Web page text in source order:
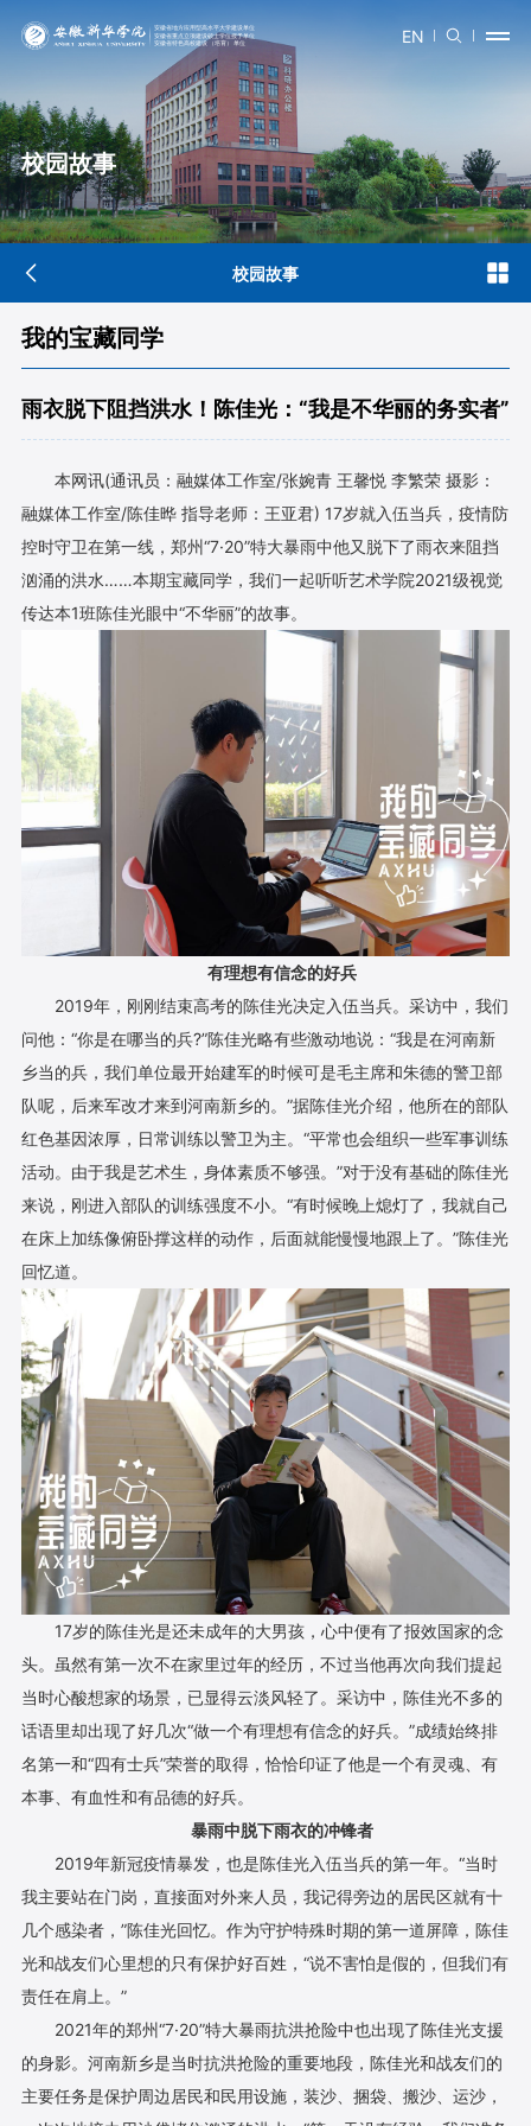
EN
校园故事
校园故事
我的宝藏同学
雨衣脱下阻挡洪水！陈佳光：“我是不华丽的务实者”
本网讯(通讯员：融媒体工作室/张婉青 王馨悦 李繁荣 摄影：
融媒体工作室/陈佳晔 指导老师：王亚君) 17岁就入伍当兵，疫情防
控时守卫在第一线，郑州“7·20”特大暴雨中他又脱下了雨衣来阻挡
汹涌的洪水……本期宝藏同学，我们一起听听艺术学院2021级视觉
传达本1班陈佳光眼中“不华丽”的故事。
有理想有信念的好兵
2019年，刚刚结束高考的陈佳光决定入伍当兵。采访中，我们
问他：“你是在哪当的兵?”陈佳光略有些激动地说：“我是在河南新
乡当的兵，我们单位最开始建军的时候可是毛主席和朱德的警卫部
队呢，后来军改才来到河南新乡的。”据陈佳光介绍，他所在的部队
红色基因浓厚，日常训练以警卫为主。“平常也会组织一些军事训练
活动。由于我是艺术生，身体素质不够强。”对于没有基础的陈佳光
来说，刚进入部队的训练强度不小。“有时候晚上熄灯了，我就自己
在床上加练像俯卧撑这样的动作，后面就能慢慢地跟上了。”陈佳光
回忆道。
17岁的陈佳光是还未成年的大男孩，心中便有了报效国家的念
头。虽然有第一次不在家里过年的经历，不过当他再次向我们提起
当时心酸想家的场景，已显得云淡风轻了。采访中，陈佳光不多的
话语里却出现了好几次“做一个有理想有信念的好兵。”成绩始终排
名第一和“四有士兵”荣誉的取得，恰恰印证了他是一个有灵魂、有
本事、有血性和有品德的好兵。
暴雨中脱下雨衣的冲锋者
2019年新冠疫情暴发，也是陈佳光入伍当兵的第一年。“当时
我主要站在门岗，直接面对外来人员，我记得旁边的居民区就有十
几个感染者，”陈佳光回忆。作为守护特殊时期的第一道屏障，陈佳
光和战友们心里想的只有保护好百姓，“说不害怕是假的，但我们有
责任在肩上。”
2021年的郑州“7·20”特大暴雨抗洪抢险中也出现了陈佳光支援
的身影。河南新乡是当时抗洪抢险的重要地段，陈佳光和战友们的
主要任务是保护周边居民和民用设施，装沙、捆袋、搬沙、运沙，